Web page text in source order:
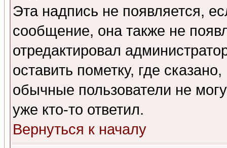
Эта надпись не появляется,
сообщение, она также не
отредактировал
оставить пометку, где
обычные пользователи не
уже кто-то ответил.
Вернуться к началу